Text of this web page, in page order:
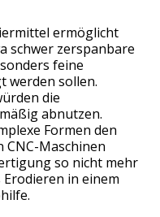
ermöglicht
schwer zerspanbare
feine
werden sollen.
die
abnutzen.
Formen den
Maschinen
so nicht mehr
in einem